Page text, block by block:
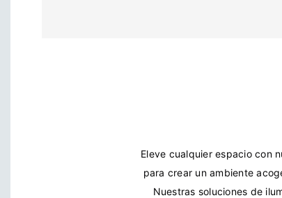
Eleve cualquier espacio con
para crear un ambiente
Nuestras soluciones de